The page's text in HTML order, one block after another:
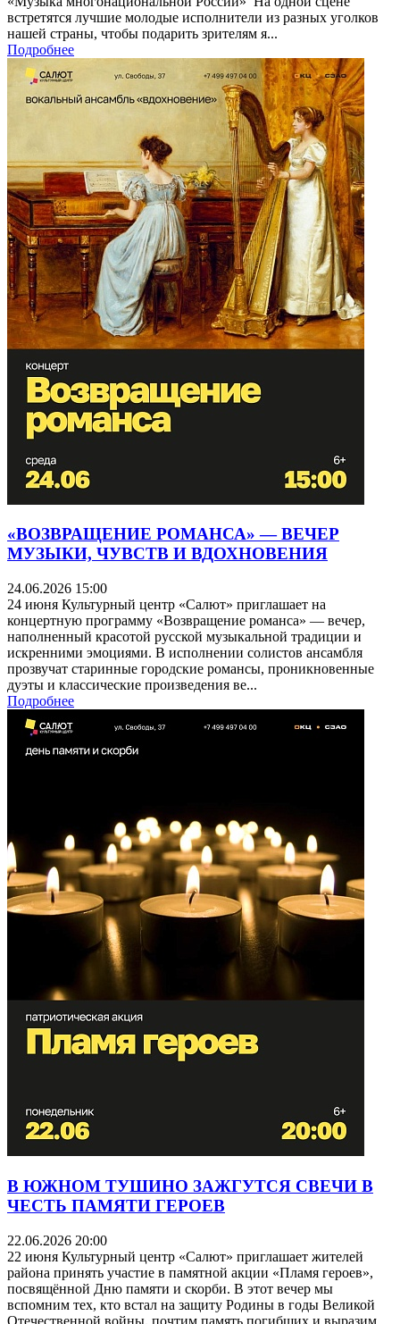
встретятся лучшие молодые исполнители из разных уголков
нашей страны, чтобы подарить зрителям я...
Подробнее
«ВОЗВРАЩЕНИЕ РОМАНСА» — ВЕЧЕР
МУЗЫКИ, ЧУВСТВ И ВДОХНОВЕНИЯ
24.06.2026 15:00
24 июня Культурный центр «Салют» приглашает на
концертную программу «Возвращение романса» — вечер,
наполненный красотой русской музыкальной традиции и
искренними эмоциями. В исполнении солистов ансамбля
прозвучат старинные городские романсы, проникновенные
дуэты и классические произведения ве...
Подробнее
В ЮЖНОМ ТУШИНО ЗАЖГУТСЯ СВЕЧИ В
ЧЕСТЬ ПАМЯТИ ГЕРОЕВ
22.06.2026 20:00
22 июня Культурный центр «Салют» приглашает жителей
района принять участие в памятной акции «Пламя героев»,
посвящённой Дню памяти и скорби. В этот вечер мы
вспомним тех, кто встал на защиту Родины в годы Великой
Отечественной войны, почтим память погибших и выразим